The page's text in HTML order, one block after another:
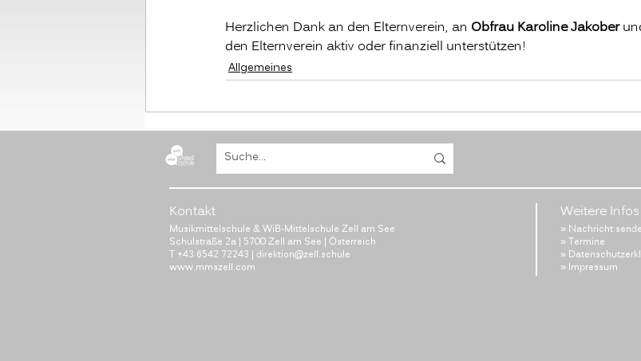
Herzlichen Dank an den Elternverein, an Obfrau Karoline Jakober
den Elternverein aktiv oder finanziell unterstützen!
Allgemeines
B
Kontakt
Musikmittelschule & WiB-Mittelschule Zell am See
Schulstraße 2a | 5700 Zell am See | Österreich
T+43 6542 72243 | direktion@zell.schule
www.mmszell.com
Weitere Infos
» Nachricht
» Termine
»
» Impressum